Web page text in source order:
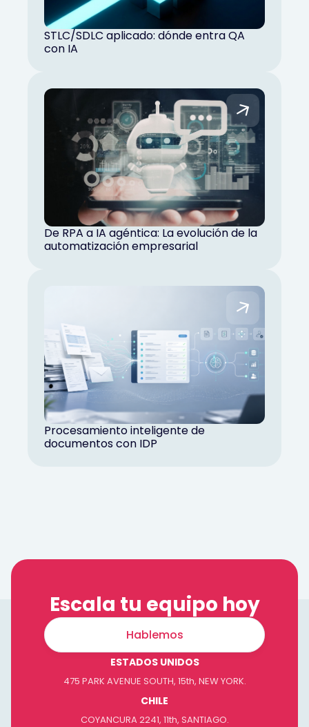
STLC/SDLC aplicado: dónde entra QA
con IA
De RPA a IA agéntica: La evolución de la
automatización empresarial
Procesamiento inteligente de
documentos con IDP
Escala tu equipo hoy
Hablemos
ESTADOS UNIDOS
475 PARK AVENUE SOUTH, 15th, NEW YORK.
CHILE
COYANCURA 2241, 11th, SANTIAGO.